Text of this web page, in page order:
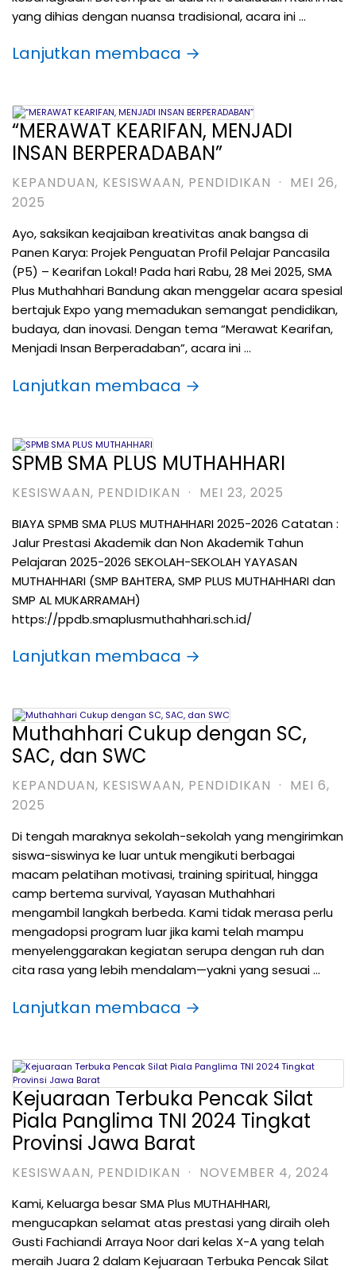
yang dihias dengan nuansa tradisional, acara ini …
Lanjutkan membaca →
“MERAWAT KEARIFAN, MENJADI
INSAN BERPERADABAN”
KEPANDUAN, KESISWAAN, PENDIDIKAN · MEI 26,
2025
Ayo, saksikan keajaiban kreativitas anak bangsa di
Panen Karya: Projek Penguatan Profil Pelajar Pancasila
(P5) – Kearifan Lokal! Pada hari Rabu, 28 Mei 2025, SMA
Plus Muthahhari Bandung akan menggelar acara spesial
bertajuk Expo yang memadukan semangat pendidikan,
budaya, dan inovasi. Dengan tema “Merawat Kearifan,
Menjadi Insan Berperadaban”, acara ini …
Lanjutkan membaca →
SPMB SMA PLUS MUTHAHHARI
KESISWAAN, PENDIDIKAN · MEI 23, 2025
BIAYA SPMB SMA PLUS MUTHAHHARI 2025-2026 Catatan :
Jalur Prestasi Akademik dan Non Akademik Tahun
Pelajaran 2025-2026 SEKOLAH-SEKOLAH YAYASAN
MUTHAHHARI (SMP BAHTERA, SMP PLUS MUTHAHHARI dan
SMP AL MUKARRAMAH)
https://ppdb.smaplusmuthahhari.sch.id/
Lanjutkan membaca →
Muthahhari Cukup dengan SC,
SAC, dan SWC
KEPANDUAN, KESISWAAN, PENDIDIKAN · MEI 6,
2025
Di tengah maraknya sekolah-sekolah yang mengirimkan
siswa-siswinya ke luar untuk mengikuti berbagai
macam pelatihan motivasi, training spiritual, hingga
camp bertema survival, Yayasan Muthahhari
mengambil langkah berbeda. Kami tidak merasa perlu
mengadopsi program luar jika kami telah mampu
menyelenggarakan kegiatan serupa dengan ruh dan
cita rasa yang lebih mendalam—yakni yang sesuai …
Lanjutkan membaca →
Kejuaraan Terbuka Pencak Silat
Piala Panglima TNI 2024 Tingkat
Provinsi Jawa Barat
KESISWAAN, PENDIDIKAN · NOVEMBER 4, 2024
Kami, Keluarga besar SMA Plus MUTHAHHARI,
mengucapkan selamat atas prestasi yang diraih oleh
Gusti Fachiandi Arraya Noor dari kelas X-A yang telah
meraih Juara 2 dalam Kejuaraan Terbuka Pencak Silat